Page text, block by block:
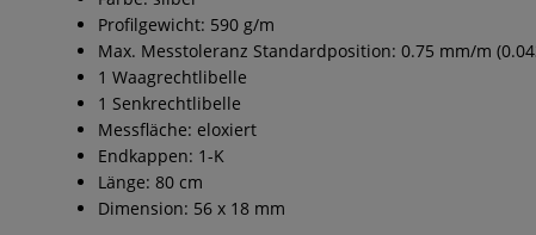
Profilgewicht: 590 g/m
Max. Messtoleranz Standardposition: 0.75 mm/m
1 Waagrechtlibelle
1 Senkrechtlibelle
Messfläche: eloxiert
Endkappen: 1-K
Länge: 80 cm
Dimension: 56 x 18 mm